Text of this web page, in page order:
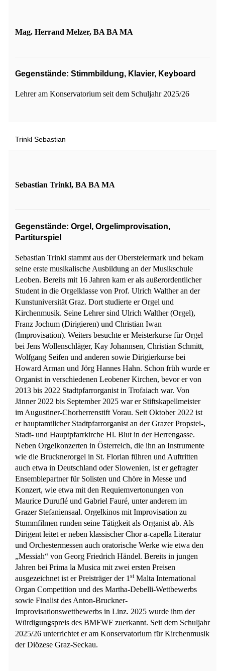
Mag. Herrand Melzer, BA BA MA
Gegenstände: Stimmbildung, Klavier, Keyboard
Lehrer am Konservatorium seit dem Schuljahr 2025/26
Trinkl Sebastian
Sebastian Trinkl, BA BA MA
Gegenstände: Orgel, Orgelimprovisation,
Partiturspiel
Sebastian Trinkl stammt aus der Obersteiermark und bekam
seine erste musikalische Ausbildung an der Musikschule
Leoben. Bereits mit 16 Jahren kam er als außerordentlicher
Student in die Orgelklasse von Prof. Ulrich Walther an der
Kunstuniversität Graz. Dort studierte er Orgel und
Kirchenmusik. Seine Lehrer sind Ulrich Walther (Orgel),
Franz Jochum (Dirigieren) und Christian Iwan
(Improvisation). Weiters besuchte er Meisterkurse für Orgel
bei Jens Wollenschläger, Kay Johannsen, Christian Schmitt,
Wolfgang Seifen und anderen sowie Dirigierkurse bei
Howard Arman und Jörg Hannes Hahn. Schon früh wurde er
Organist in verschiedenen Leobener Kirchen, bevor er von
2013 bis 2022 Stadtpfarrorganist in Trofaiach war. Von
Jänner 2022 bis September 2025 war er Stiftskapellmeister
im Augustiner-Chorherrenstift Vorau. Seit Oktober 2022 ist
er hauptamtlicher Stadtpfarrorganist an der Grazer Propstei-,
Stadt- und Hauptpfarrkirche Hl. Blut in der Herrengasse.
Neben Orgelkonzerten in Österreich, die ihn an Instrumente
wie die Brucknerorgel in St. Florian führen und Auftritten
auch etwa in Deutschland oder Slowenien, ist er gefragter
Ensemblepartner für Solisten und Chöre in Messe und
Konzert, wie etwa mit den Requiemvertonungen von
Maurice Duruflé und Gabriel Fauré, unter anderem im
Grazer Stefaniensaal. Orgelkinos mit Improvisation zu
Stummfilmen runden seine Tätigkeit als Organist ab. Als
Dirigent leitet er neben klassischer Chor a-capella Literatur
und Orchestermessen auch oratorische Werke wie etwa den
„Messiah“ von Georg Friedrich Händel. Bereits in jungen
Jahren bei Prima la Musica mit zwei ersten Preisen
ausgezeichnet ist er Preisträger der 1 stMalta International
Organ Competition und des Martha-Debelli-Wettbewerbs
sowie Finalist des Anton-Bruckner-
Improvisationswettbewerbs in Linz. 2025 wurde ihm der
Würdigungspreis des BMFWF zuerkannt. Seit dem Schuljahr
2025/26 unterrichtet er am Konservatorium für Kirchenmusik
der Diözese Graz-Seckau.